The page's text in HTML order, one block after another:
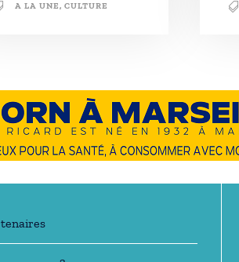
A LA UNE, CULTURE
+